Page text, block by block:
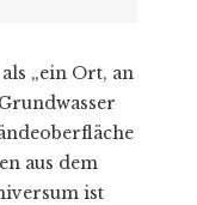
„ein Ort, an
aus dem
ist